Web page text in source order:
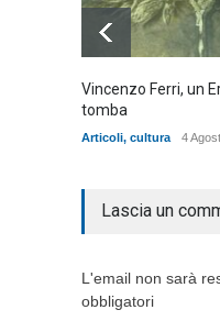
Vincenzo Ferri, un
tomba
Articoli, cultura 4
Lascia un
L'email non sarà
obbligatori